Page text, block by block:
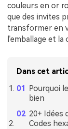
couleurs en or
que des invites
transformer en
l'emballage et
Dans cet
Pourquoi
bien
20+ Idées
Codes